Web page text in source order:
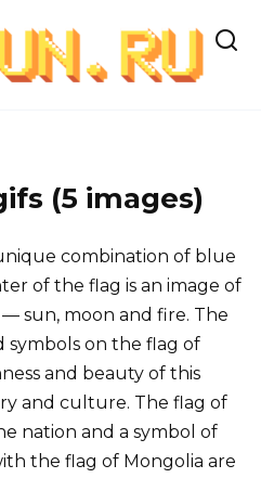
(5 images)
combination of blue
of the flag is an image of
sun, moon and fire. The
symbols on the flag of
and beauty of this
and culture. The flag of
nation and a symbol of
the flag of Mongolia are